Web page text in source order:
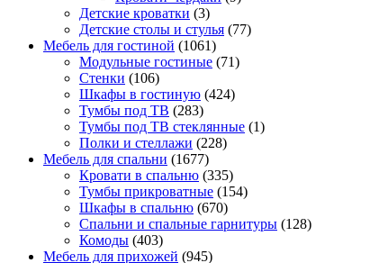
Детские кроватки (3)
Детские столы и стулья (77)
Мебель для гостиной (1061)
Модульные гостиные (71)
Стенки (106)
Шкафы в гостиную (424)
Тумбы под ТВ (283)
Тумбы под ТВ стеклянные (1)
Полки и стеллажи (228)
Мебель для спальни (1677)
Кровати в спальню (335)
Тумбы прикроватные (154)
Шкафы в спальню (670)
Спальни и спальные гарнитуры (128)
Комоды (403)
Мебель для прихожей (945)